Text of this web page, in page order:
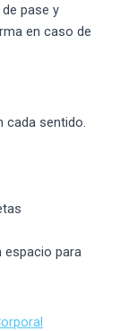
pase y
en caso de
cada sentido.
espacio para